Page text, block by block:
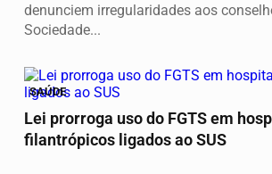
denunciem irregularidades aos
Sociedade...
SAÚDE
Lei prorroga uso do FGTS em
filantrópicos ligados ao SUS